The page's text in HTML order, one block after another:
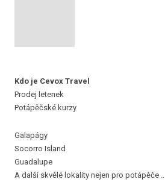
Kdo je Cevox Travel
Prodej letenek
Potápěčské kurzy
Galapágy
Socorro Island
Guadalupe
A další skvělé lokality nejen pro potápěče ..